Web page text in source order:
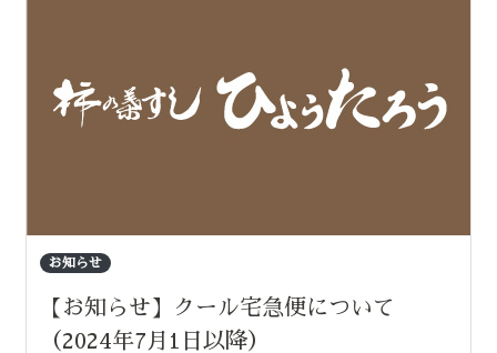
お知らせ
【お知らせ】クール宅急便について
（2024年7月1日以降）